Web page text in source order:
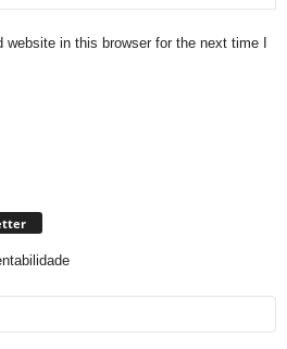
website in this browser for the next time I